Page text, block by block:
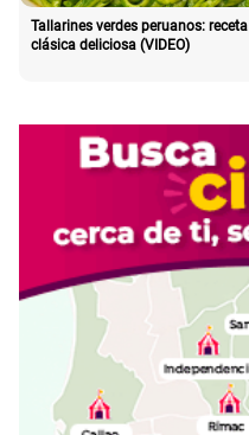
Tallarines verdes peruanos: receta
clásica deliciosa (VIDEO)